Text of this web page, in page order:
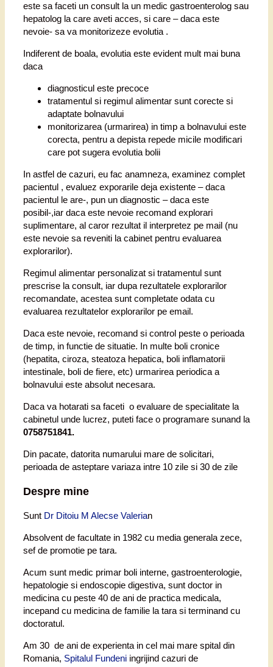
este sa faceti un consult la un medic gastroenterolog sau
hepatolog la care aveti acces, si care – daca este
nevoie- sa va monitorizeze evolutia .
Indiferent de boala, evolutia este evident mult mai buna
daca
diagnosticul este precoce
tratamentul si regimul alimentar sunt corecte si
adaptate bolnavului
monitorizarea (urmarirea) in timp a bolnavului este
corecta, pentru a depista repede micile modificari
care pot sugera evolutia bolii
In astfel de cazuri, eu fac anamneza, examinez complet
pacientul , evaluez exporarile deja existente – daca
pacientul le are-, pun un diagnostic – daca este
posibil-,iar daca este nevoie recomand explorari
suplimentare, al caror rezultat il interpretez pe mail (nu
este nevoie sa reveniti la cabinet pentru evaluarea
explorarilor).
Regimul alimentar personalizat si tratamentul sunt
prescrise la consult, iar dupa rezultatele explorarilor
recomandate, acestea sunt completate odata cu
evaluarea rezultatelor explorarilor pe email.
Daca este nevoie, recomand si control peste o perioada
de timp, in functie de situatie. In multe boli cronice
(hepatita, ciroza, steatoza hepatica, boli inflamatorii
intestinale, boli de fiere, etc) urmarirea periodica a
bolnavului este absolut necesara.
Daca va hotarati sa faceti o evaluare de specialitate la
cabinetul unde lucrez, puteti face o programare sunand la
0758751841.
Din pacate, datorita numarului mare de solicitari,
perioada de asteptare variaza intre 10 zile si 30 de zile
Despre mine
Sunt Dr Ditoiu M Alecse Valerian
Absolvent de facultate in 1982 cu media generala zece,
sef de promotie pe tara.
Acum sunt medic primar boli interne, gastroenterologie,
hepatologie si endoscopie digestiva, sunt doctor in
medicina cu peste 40 de ani de practica medicala,
incepand cu medicina de familie la tara si terminand cu
doctoratul.
Am 30 de ani de experienta in cel mai mare spital din
Romania, Spitalul Fundeni ingrijind cazuri de